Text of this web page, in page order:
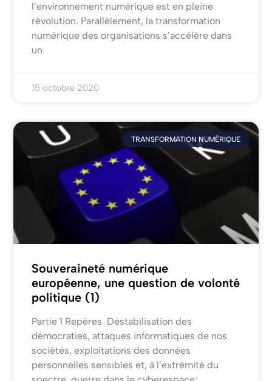
l’environnement numérique est en pleine
révolution. Parallèlement, la transformation
numérique des organisations s’accélère dans
un
15 octobre 2020
TRANSFORMATION NUMÉRIQUE
Souveraineté numérique
européenne, une question de volonté
politique (1)
Partie 1 Repères Déstabilisation des
démocraties, attaques informatiques de nos
sociétés, exploitations des données
personnelles sensibles et, à l’extrémité du